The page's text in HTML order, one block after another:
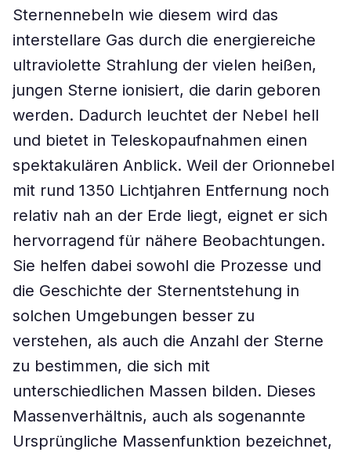
Sternennebeln wie diesem wird das
interstellare Gas durch die energiereiche
ultraviolette Strahlung der vielen heißen,
jungen Sterne ionisiert, die darin geboren
werden. Dadurch leuchtet der Nebel hell
und bietet in Teleskopaufnahmen einen
spektakulären Anblick. Weil der Orionnebel
mit rund 1350 Lichtjahren Entfernung noch
relativ nah an der Erde liegt, eignet er sich
hervorragend für nähere Beobachtungen.
Sie helfen dabei sowohl die Prozesse und
die Geschichte der Sternentstehung in
solchen Umgebungen besser zu
verstehen, als auch die Anzahl der Sterne
zu bestimmen, die sich mit
unterschiedlichen Massen bilden. Dieses
Massenverhältnis, auch als sogenannte
Ursprüngliche Massenfunktion bezeichnet,